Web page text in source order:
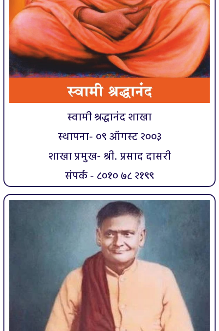
स्वामी श्रद्धानंद शाखा
स्थापना- ०९ ऑगस्ट २००३
शाखा प्रमुख- श्री. प्रसाद दासरी
संपर्क - ८०१० ७८ २१९९